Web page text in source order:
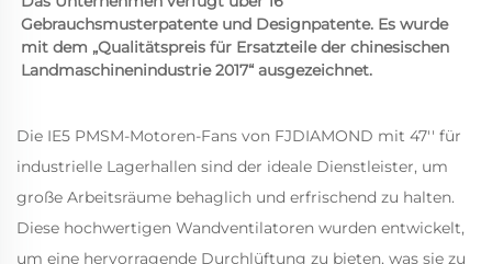
Gebrauchsmusterpatente und Designpatente. Es wurde
mit dem „Qualitätspreis für Ersatzteile der chinesischen
Landmaschinenindustrie 2017“ ausgezeichnet.
Die IE5 PMSM-Motoren-Fans von FJDIAMOND mit 47'' für
industrielle Lagerhallen sind der ideale Dienstleister, um
große Arbeitsräume behaglich und erfrischend zu halten.
Diese hochwertigen Wandventilatoren wurden entwickelt,
um eine hervorragende Durchlüftung zu bieten, was sie zu